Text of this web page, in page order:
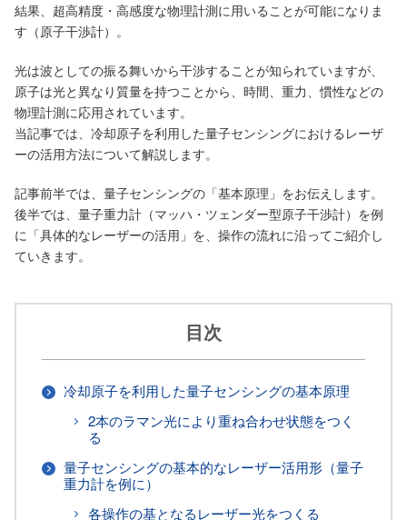
結果、超高精度・高感度な物理計測に用いることが可能になりま
す（原子干渉計）。
光は波としての振る舞いから干渉することが知られていますが、
原子は光と異なり質量を持つことから、時間、重力、慣性などの
物理計測に応用されています。
当記事では、冷却原子を利用した量子センシングにおけるレーザ
ーの活用方法について解説します。
記事前半では、量子センシングの「基本原理」をお伝えします。
後半では、量子重力計（マッハ・ツェンダー型原子干渉計）を例
に「具体的なレーザーの活用」を、操作の流れに沿ってご紹介し
ていきます。
目次
冷却原子を利用した量子センシングの基本原理
2本のラマン光により重ね合わせ状態をつく
る
量子センシングの基本的なレーザー活用形（量子
重力計を例に）
各操作の基となるレーザー光をつくる